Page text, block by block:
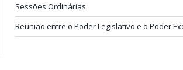
Sessões Ordinárias
Reunião entre o Poder Legislativo e o Poder